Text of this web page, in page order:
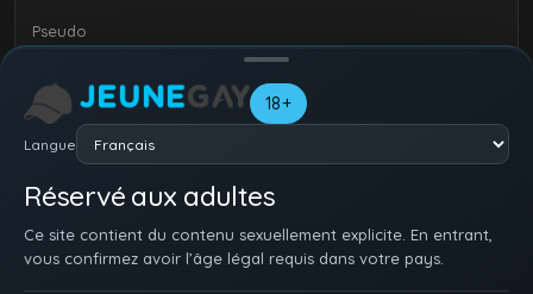
18+
Langue
Réservé aux adultes
Ce site contient du contenu sexuellement explicite. En entrant,
vous confirmez avoir l’âge légal requis dans votre pays.
Pseudo